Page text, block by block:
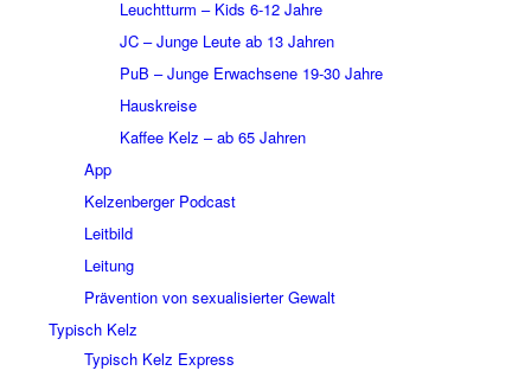
Leuchtturm – Kids 6-12 Jahre
JC – Junge Leute ab 13 Jahren
PuB – Junge Erwachsene 19-30 Jahre
Hauskreise
Kaffee Kelz – ab 65 Jahren
App
Kelzenberger Podcast
Leitbild
Leitung
Prävention von sexualisierter Gewalt
Typisch Kelz
Typisch Kelz Express